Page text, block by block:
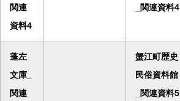
関連
資料4
_関連資料4
蓬左
文庫_
関連
蟹江町歴史
民俗資料館
_関連資料5